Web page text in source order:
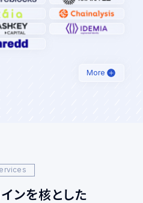
More
ンを核とした